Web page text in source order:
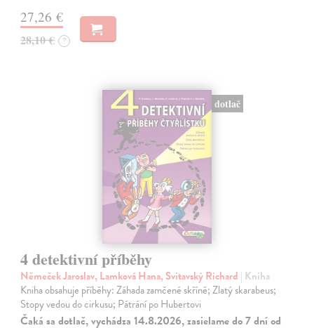
27,26 €
28,10 € ?
dotlač
4 detektivní příběhy
Němeček Jaroslav, Lamková Hana, Svitavský Richard | Kniha
Kniha obsahuje příběhy: Záhada zamčené skříně; Zlatý skarabeus;
Stopy vedou do cirkusu; Pátrání po Hubertovi
Čaká sa dotlač, vychádza 14.8.2026, zasielame do 7 dní od